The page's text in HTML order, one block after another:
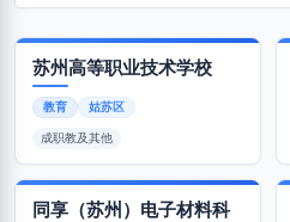
苏州高等职业技术学校
教育 姑苏区
成职教及其他
同享（苏州）电子材料科